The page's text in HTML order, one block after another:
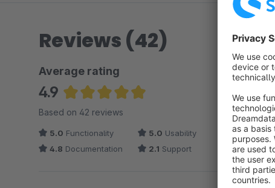
Reviews (42)
Average rating
4.9
Average rating of 4.93 out of 5 stars
Based on 42 reviews
5.0 Functionality 5.0 Usability
4.8 Documentation 2.1 Support